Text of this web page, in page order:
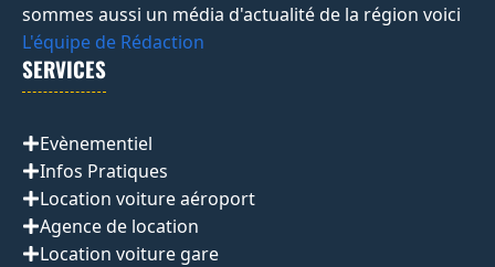
sommes aussi un média d'actualité de la région voici
L'équipe de Rédaction
SERVICES
Evènementiel
Infos Pratiques
Location voiture aéroport
Agence de location
Location voiture gare